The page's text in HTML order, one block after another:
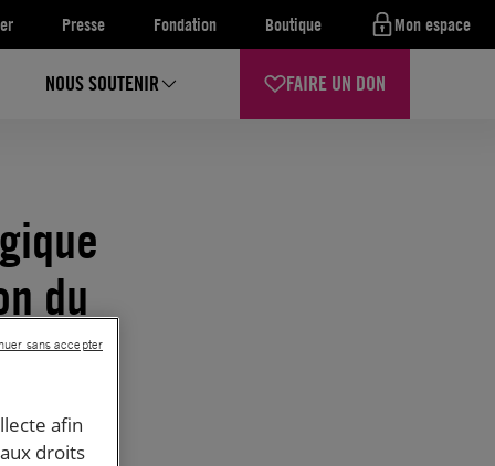
Presse Fondation Boutique Mon espace
NOUS SOUTENIR FAIRE UN DON
du
afin
droits
sans accepter